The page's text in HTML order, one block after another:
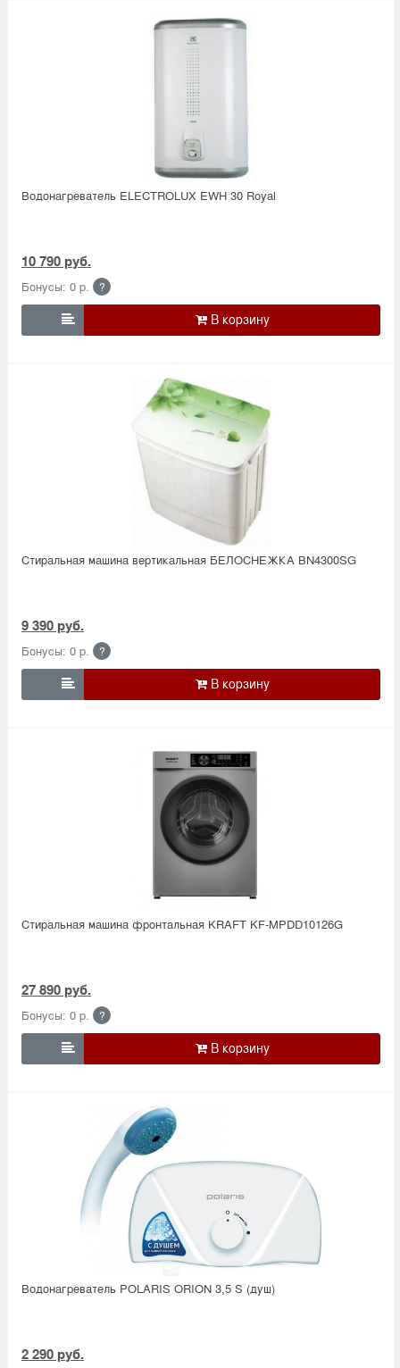
Водонагреватель ELECTROLUX EWH 30 Royal
10 790 руб.
Бонусы: 0 р. ?

Стиральная машина вертикальная БЕЛОСНЕЖКА BN4300SG
9 390 руб.
Бонусы: 0 р. ?

Стиральная машина фронтальная KRAFT KF-MPDD10126G
27 890 руб.
Бонусы: 0 р. ?

Водонагреватель POLARIS ORION 3,5 S (душ)
2 290 руб.